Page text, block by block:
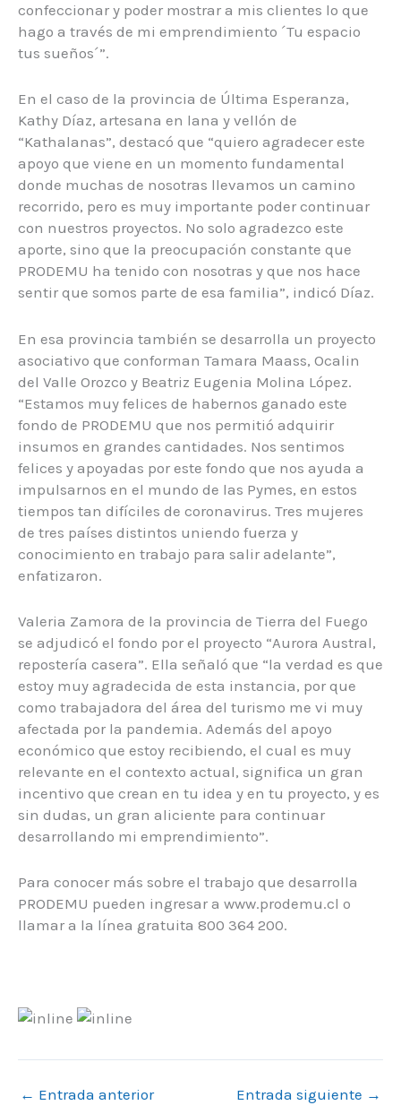
confeccionar y poder mostrar a mis clientes lo que
hago a través de mi emprendimiento ´Tu espacio
tus sueños´”.
En el caso de la provincia de Última Esperanza,
Kathy Díaz, artesana en lana y vellón de
“Kathalanas”, destacó que “quiero agradecer este
apoyo que viene en un momento fundamental
donde muchas de nosotras llevamos un camino
recorrido, pero es muy importante poder continuar
con nuestros proyectos. No solo agradezco este
aporte, sino que la preocupación constante que
PRODEMU ha tenido con nosotras y que nos hace
sentir que somos parte de esa familia”, indicó Díaz.
En esa provincia también se desarrolla un proyecto
asociativo que conforman Tamara Maass, Ocalin
del Valle Orozco y Beatriz Eugenia Molina López.
“Estamos muy felices de habernos ganado este
fondo de PRODEMU que nos permitió adquirir
insumos en grandes cantidades. Nos sentimos
felices y apoyadas por este fondo que nos ayuda a
impulsarnos en el mundo de las Pymes, en estos
tiempos tan difíciles de coronavirus. Tres mujeres
de tres países distintos uniendo fuerza y
conocimiento en trabajo para salir adelante”,
enfatizaron.
Valeria Zamora de la provincia de Tierra del Fuego
se adjudicó el fondo por el proyecto “Aurora Austral,
repostería casera”. Ella señaló que “la verdad es que
estoy muy agradecida de esta instancia, por que
como trabajadora del área del turismo me vi muy
afectada por la pandemia. Además del apoyo
económico que estoy recibiendo, el cual es muy
relevante en el contexto actual, significa un gran
incentivo que crean en tu idea y en tu proyecto, y es
sin dudas, un gran aliciente para continuar
desarrollando mi emprendimiento”.
Para conocer más sobre el trabajo que desarrolla
PRODEMU pueden ingresar a www.prodemu.cl o
llamar a la línea gratuita 800 364 200.
← Entrada anterior Entrada siguiente →